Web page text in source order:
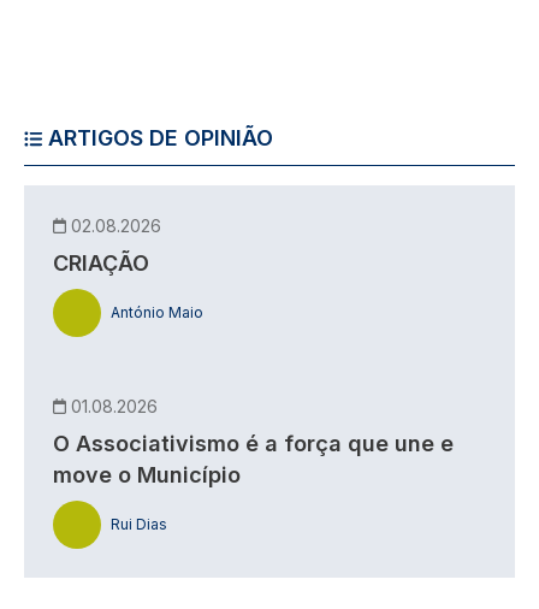
ARTIGOS DE OPINIÃO
02.08.2026
CRIAÇÃO
António Maio
01.08.2026
O Associativismo é a força que une e
move o Município
Rui Dias